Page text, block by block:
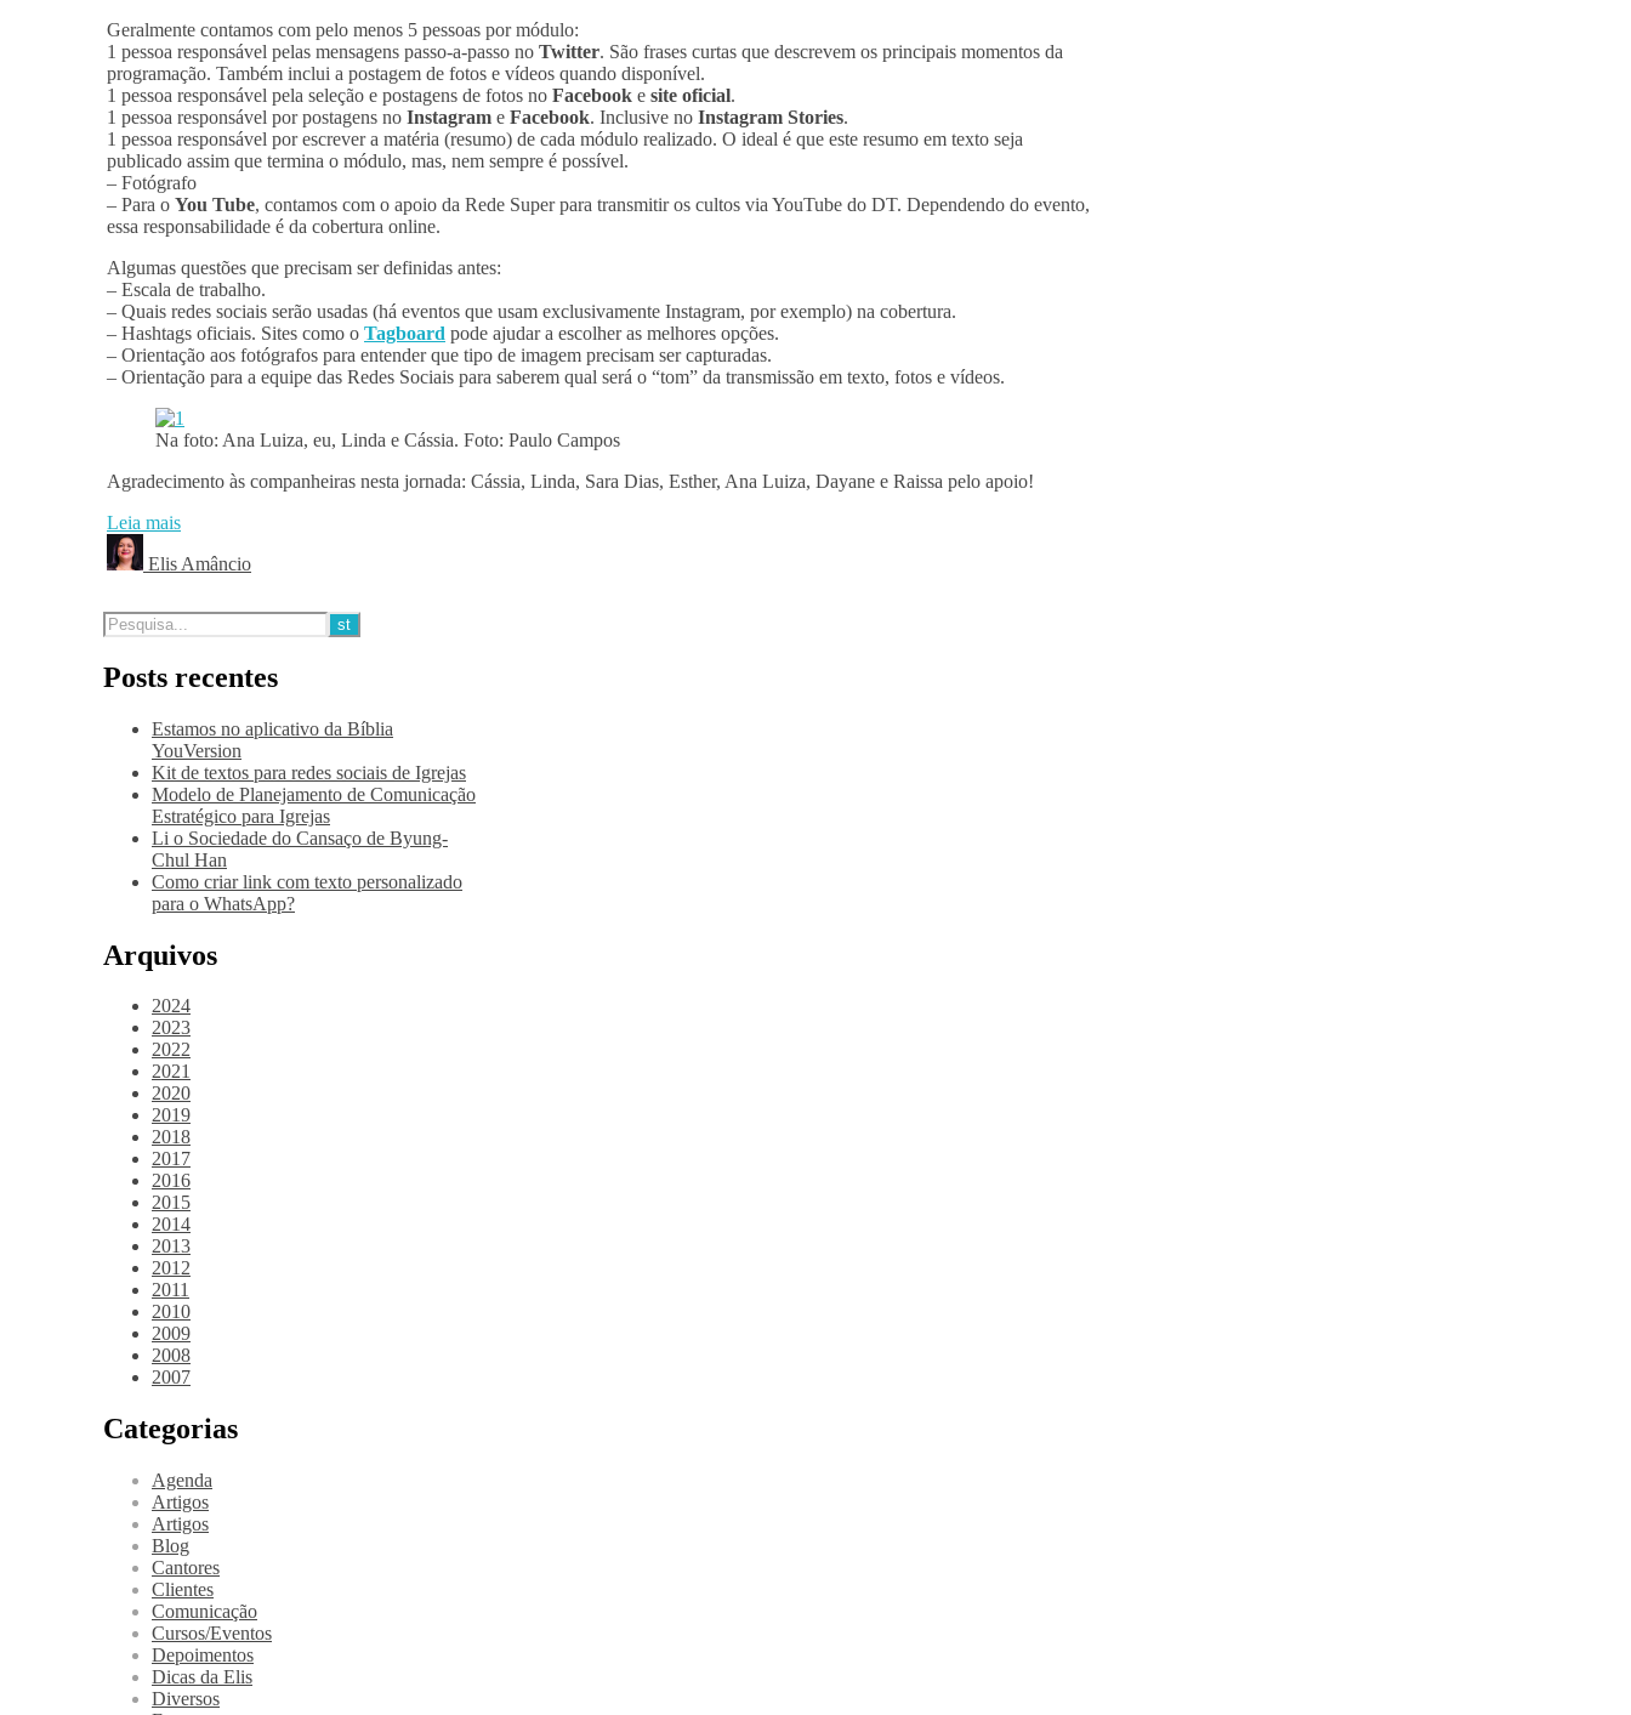
Geralmente contamos com pelo menos 5 pessoas por módulo:
1 pessoa responsável pelas mensagens passo-a-passo no Twitter. São frases curtas que descrevem os principais momentos da
programação. Também inclui a postagem de fotos e vídeos quando disponível.
1 pessoa responsável pela seleção e postagens de fotos no Facebook e site oficial.
1 pessoa responsável por postagens no Instagram e Facebook. Inclusive no Instagram Stories.
1 pessoa responsável por escrever a matéria (resumo) de cada módulo realizado. O ideal é que este resumo em texto seja
publicado assim que termina o módulo, mas, nem sempre é possível.
– Fotógrafo
– Para o You Tube, contamos com o apoio da Rede Super para transmitir os cultos via YouTube do DT. Dependendo do evento,
essa responsabilidade é da cobertura online.
Algumas questões que precisam ser definidas antes:
– Escala de trabalho.
– Quais redes sociais serão usadas (há eventos que usam exclusivamente Instagram, por exemplo) na cobertura.
– Hashtags oficiais. Sites como o Tagboard pode ajudar a escolher as melhores opções.
– Orientação aos fotógrafos para entender que tipo de imagem precisam ser capturadas.
– Orientação para a equipe das Redes Sociais para saberem qual será o “tom” da transmissão em texto, fotos e vídeos.
Na foto: Ana Luiza, eu, Linda e Cássia. Foto: Paulo Campos
Agradecimento às companheiras nesta jornada: Cássia, Linda, Sara Dias, Esther, Ana Luiza, Dayane e Raissa pelo apoio!
Leia mais
Elis Amâncio
Posts recentes
Estamos no aplicativo da Bíblia
YouVersion
Kit de textos para redes sociais de Igrejas
Modelo de Planejamento de Comunicação
Estratégico para Igrejas
Li o Sociedade do Cansaço de Byung-
Chul Han
Como criar link com texto personalizado
para o WhatsApp?
Arquivos
2024
2023
2022
2021
2020
2019
2018
2017
2016
2015
2014
2013
2012
2011
2010
2009
2008
2007
Categorias
Agenda
Artigos
Artigos
Blog
Cantores
Clientes
Comunicação
Cursos/Eventos
Depoimentos
Dicas da Elis
Diversos